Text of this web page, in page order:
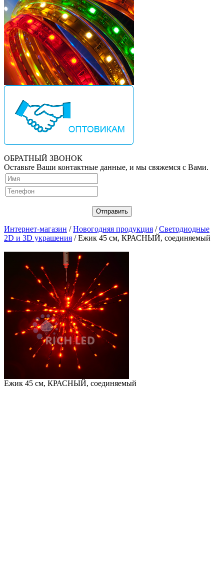
ОБРАТНЫЙ ЗВОНОК
Оставьте Ваши контактные данные, и мы свяжемся с Вами.
Интернет-магазин /Новогодняя продукция /Светодиодные
2D и 3D украшения / Ежик 45 см, КРАСНЫЙ, соединяемый
Ежик 45 см, КРАСНЫЙ, соединяемый